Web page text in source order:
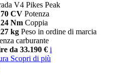
V4 Pikes Peak
CV Potenza
Nm Coppia
kg Peso in ordine di marcia
carburante
da 33.190 € i
Scopri di più